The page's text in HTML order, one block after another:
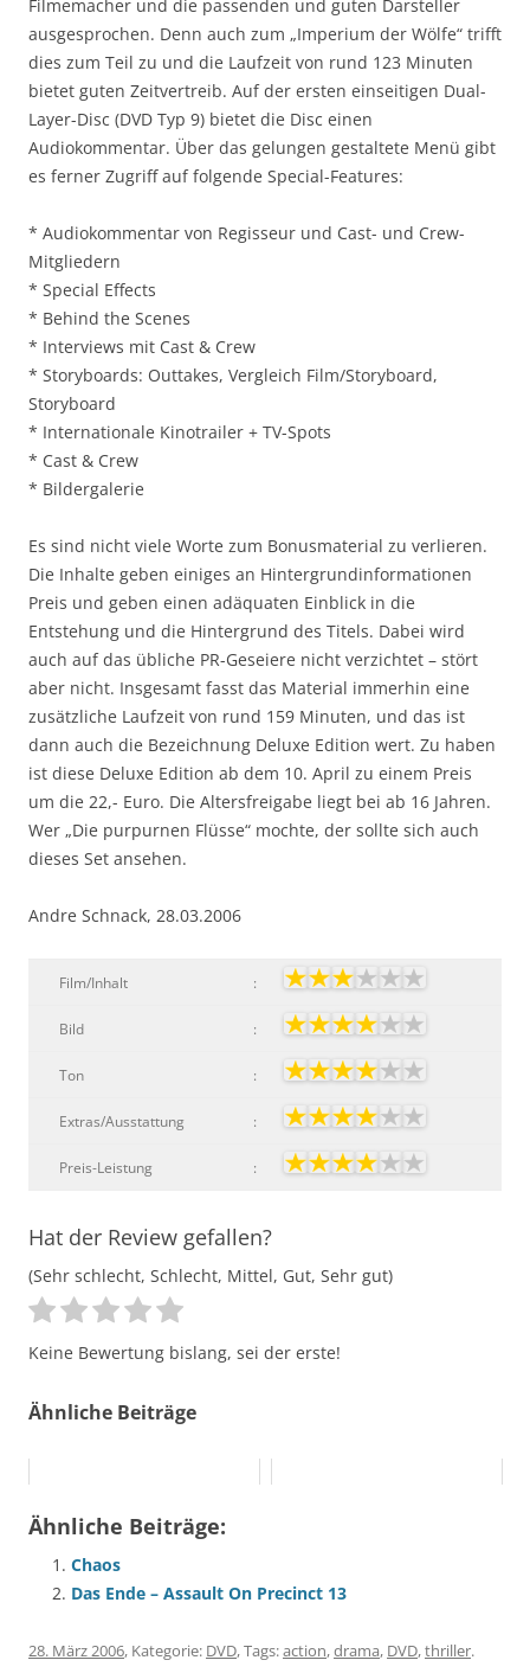
Filmemacher und die passenden und guten Darsteller
ausgesprochen. Denn auch zum „Imperium der Wölfe“ trifft
dies zum Teil zu und die Laufzeit von rund 123 Minuten
bietet guten Zeitvertreib. Auf der ersten einseitigen Dual-
Layer-Disc (DVD Typ 9) bietet die Disc einen
Audiokommentar. Über das gelungen gestaltete Menü gibt
es ferner Zugriff auf folgende Special-Features:
* Audiokommentar von Regisseur und Cast- und Crew-
Mitgliedern
* Special Effects
* Behind the Scenes
* Interviews mit Cast & Crew
* Storyboards: Outtakes, Vergleich Film/Storyboard,
Storyboard
* Internationale Kinotrailer + TV-Spots
* Cast & Crew
* Bildergalerie
Es sind nicht viele Worte zum Bonusmaterial zu verlieren.
Die Inhalte geben einiges an Hintergrundinformationen
Preis und geben einen adäquaten Einblick in die
Entstehung und die Hintergrund des Titels. Dabei wird
auch auf das übliche PR-Geseiere nicht verzichtet – stört
aber nicht. Insgesamt fasst das Material immerhin eine
zusätzliche Laufzeit von rund 159 Minuten, und das ist
dann auch die Bezeichnung Deluxe Edition wert. Zu haben
ist diese Deluxe Edition ab dem 10. April zu einem Preis
um die 22,- Euro. Die Altersfreigabe liegt bei ab 16 Jahren.
Wer „Die purpurnen Flüsse“ mochte, der sollte sich auch
dieses Set ansehen.
Andre Schnack, 28.03.2006
Film/Inhalt :
Bild :
Ton :
Extras/Ausstattung :
Preis-Leistung :
Hat der Review gefallen?
(Sehr schlecht, Schlecht, Mittel, Gut, Sehr gut)
Keine Bewertung bislang, sei der erste!
Ähnliche Beiträge
Ähnliche Beiträge:
Chaos
Das Ende – Assault On Precinct 13
28. März 2006, Kategorie: DVD, Tags:action,drama, DVD,thriller.